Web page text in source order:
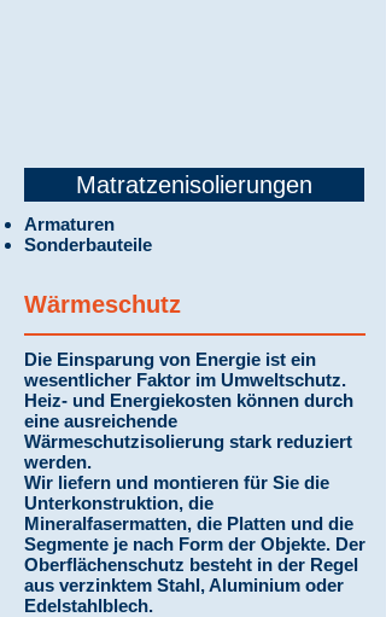
Matratzenisolierungen
Armaturen
Sonderbauteile
Wärmeschutz
Die Einsparung von Energie ist ein
wesentlicher Faktor im Umweltschutz.
Heiz- und Energiekosten können durch
eine ausreichende
Wärmeschutzisolierung stark reduziert
werden.
Wir liefern und montieren für Sie die
Unterkonstruktion, die
Mineralfasermatten, die Platten und die
Segmente je nach Form der Objekte. Der
Oberflächenschutz besteht in der Regel
aus verzinktem Stahl, Aluminium oder
Edelstahlblech.